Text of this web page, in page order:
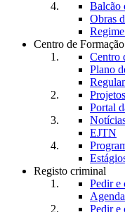
Balcão
Obras
Centro de Formação
Centro
Plano
Portal
EJTN
Registo criminal
Pedir e
Pedir e